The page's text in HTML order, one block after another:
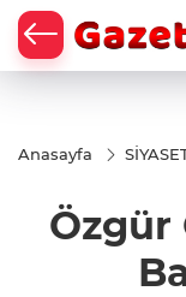
Anasayfa
Özgür